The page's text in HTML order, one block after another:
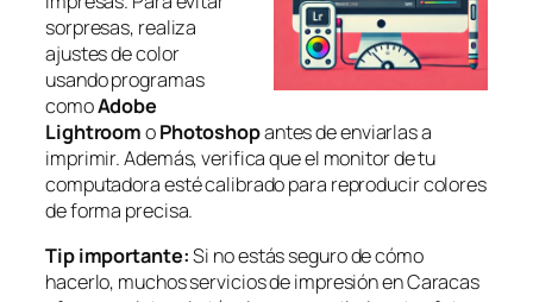
sorpresas, realiza
ajustes de color
usando programas
comoAdobe
LightroomoPhotoshopantes de enviarlas a
imprimir. Además, verifica que el monitor de tu
computadora esté calibrado para reproducir colores
de forma precisa.
Tip importante:Si no estás seguro de cómo
hacerlo, muchos servicios de impresión en Caracas